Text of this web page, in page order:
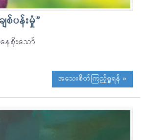
ပန်းမှုံ”
ေစိုးသော်
အသေးစိတ်ကြည့်ရှုရန် »